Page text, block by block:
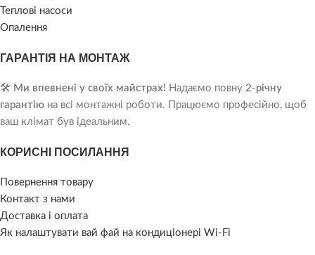
Теплові насоси
Опалення
ГАРАНТІЯ НА МОНТАЖ
🛠️ Ми впевнені у своїх майстрах! Надаємо повну 2-річну
гарантію на всі монтажні роботи. Працюємо професійно, щоб
ваш клімат був ідеальним.
КОРИСНІ ПОСИЛАННЯ
Повернення товару
Контакт з нами
Доставка і оплата
Як налаштувати вай фай на кондиціонері Wi-Fi